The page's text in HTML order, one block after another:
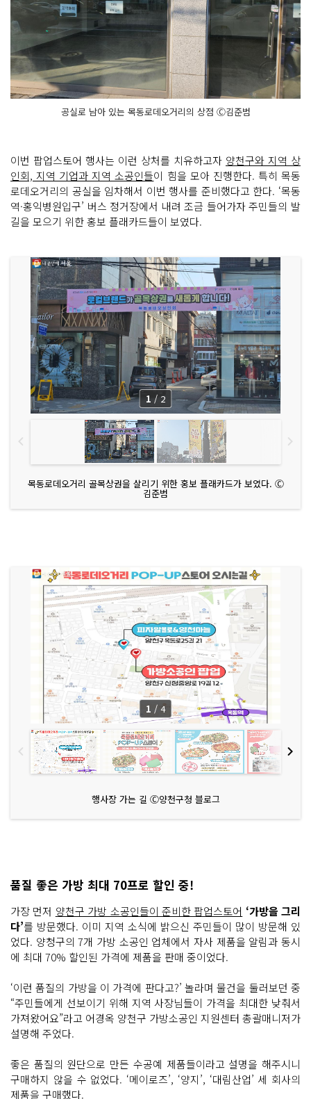
공실로 남아 있는 목동로데오거리의 상점 Ⓒ김준범
이번 팝업스토어 행사는 이런 상처를 치유하고자 양천구와 지역 상
인회, 지역 기업과 지역 소공인들이 힘을 모아 진행한다. 특히 목동
로데오거리의 공실을 임차해서 이번 행사를 준비했다고 한다. ‘목동
역·홍익병원입구’ 버스 정거장에서 내려 조금 들어가자 주민들의 발
길을 모으기 위한 홍보 플래카드들이 보였다.
목동로데오거리 골목상권을 살리기 위한 홍보 플래카드가 보였다. Ⓒ
김준범
1 / 2
행사장 가는 길 Ⓒ양천구청 블로그
1 / 4
품질 좋은 가방 최대 70프로 할인 중!
가장 먼저 양천구 가방 소공인들이 준비한 팝업스토어 ‘가방을 그리
다’를 방문했다. 이미 지역 소식에 밝으신 주민들이 많이 방문해 있
었다. 양청구의 7개 가방 소공인 업체에서 자사 제품을 알림과 동시
에 최대 70% 할인된 가격에 제품을 판매 중이었다.
‘이런 품질의 가방을 이 가격에 판다고?’ 놀라며 물건을 둘러보던 중
“주민들에게 선보이기 위해 지역 사장님들이 가격을 최대한 낮춰서
가져왔어요”라고 어경옥 양천구 가방소공인 지원센터 총괄매니저가
설명해 주었다.
좋은 품질의 원단으로 만든 수공예 제품들이라고 설명을 해주시니
구매하지 않을 수 없었다. ‘메이로즈’, ‘양지’, ‘대림산업’ 세 회사의
제품을 구매했다.